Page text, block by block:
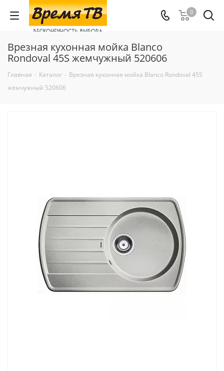
0
Врезная кухонная мойка Blanco
Rondoval 45S жемчужный 520606
Главная - Каталог - Врезная кухонная мойка Blanco Rondoval 45S
жемчужный 520606